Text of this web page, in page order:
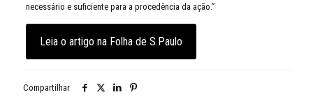
necessário e suficiente para a procedência da ação.”
Leia o artigo na Folha de S.Paulo
Compartilhar